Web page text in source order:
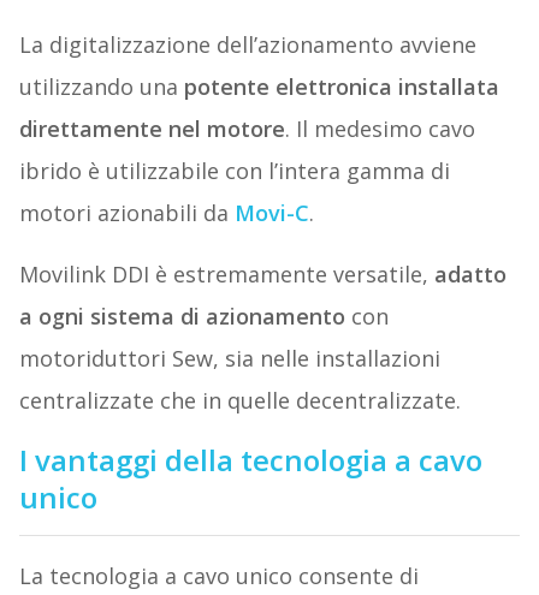
La digitalizzazione dell’azionamento avviene
utilizzando una potente elettronica installata
direttamente nel motore. Il medesimo cavo
ibrido è utilizzabile con l’intera gamma di
motori azionabili da Movi-C.
Movilink DDI è estremamente versatile, adatto
a ogni sistema di azionamento con
motoriduttori Sew, sia nelle installazioni
centralizzate che in quelle decentralizzate.
I vantaggi della tecnologia a cavo
unico
La tecnologia a cavo unico consente di